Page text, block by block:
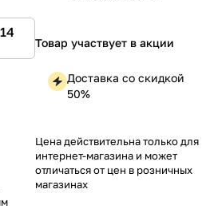
Товар участвует в акции
Доставка со скидкой
50%
Цена действительна только для
интернет-магазина и может
отличаться от цен в розничных
магазинах